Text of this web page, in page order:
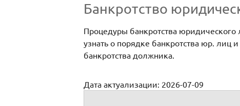
Банкротство
Процедуры банкротства юридического
узнать о порядке банкротства юр.
банкротства должника.
Дата актуализации: 2026-07-09